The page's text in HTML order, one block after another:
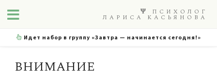
ПСИХОЛОГ
ЛАРИСА КАСЬЯНОВА
Идет набор в группу «Завтра — начинается сегодня!»
внимание